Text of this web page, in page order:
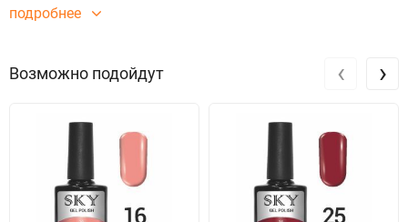
- устойчивый блеск
Требование к лампам для полимеризации:
LED 30 секунд
Инструкция по нанесению:
Подготовьте ногтевую пластину, снимите глянец бафом и
обезжирьте
Нанесите праймер
подробнее
Возможно подойдут ‹ ›